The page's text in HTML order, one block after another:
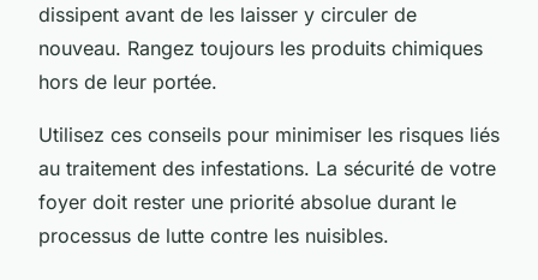
dissipent avant de les laisser y circuler de
nouveau. Rangez toujours les produits chimiques
hors de leur portée.
Utilisez ces conseils pour minimiser les risques liés
au traitement des infestations. La sécurité de votre
foyer doit rester une priorité absolue durant le
processus de lutte contre les nuisibles.